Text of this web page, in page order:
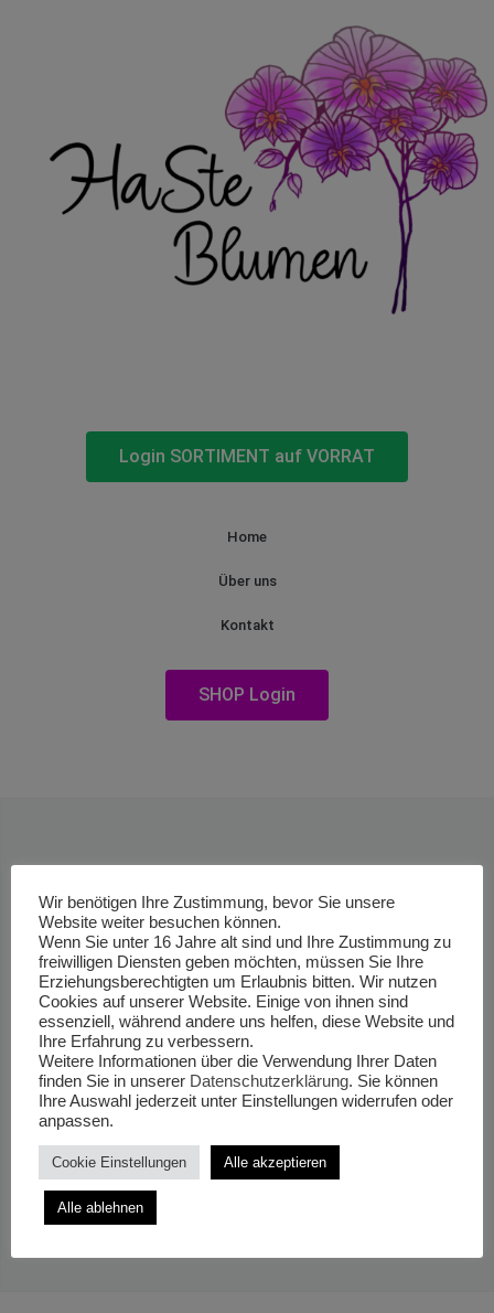
Login SORTIMENT auf VORRAT
Home
Über uns
Kontakt
SHOP Login
Wir benötigen Ihre Zustimmung, bevor Sie unsere
Website weiter besuchen können.
Wenn Sie unter 16 Jahre alt sind und Ihre Zustimmung zu
freiwilligen Diensten geben möchten, müssen Sie Ihre
Erziehungsberechtigten um Erlaubnis bitten. Wir nutzen
Cookies auf unserer Website. Einige von ihnen sind
essenziell, während andere uns helfen, diese Website und
Ihre Erfahrung zu verbessern.
Weitere Informationen über die Verwendung Ihrer Daten
finden Sie in unserer Datenschutzerklärung. Sie können
Ihre Auswahl jederzeit unter Einstellungen widerrufen oder
anpassen.
Cookie Einstellungen Alle akzeptieren
Alle ablehnen